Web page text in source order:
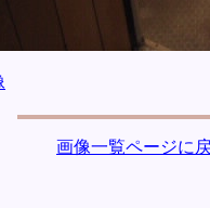
画像一覧ページに